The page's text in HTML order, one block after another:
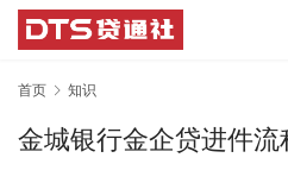
首页 知识
金城银行金企贷进件流